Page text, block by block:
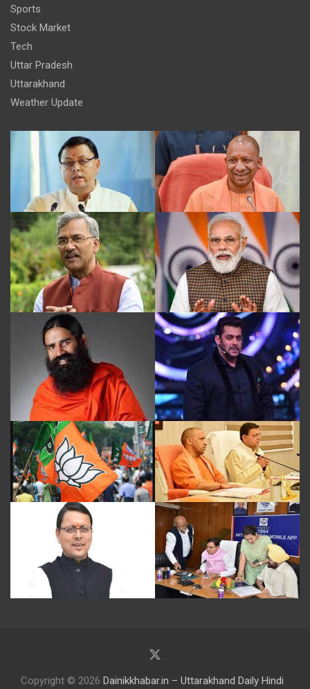
Sports
Stock Market
Tech
Uttar Pradesh
Uttarakhand
Weather Update
Copyright © 2026 Dainikkhabar.in – Uttarakhand Daily Hindi